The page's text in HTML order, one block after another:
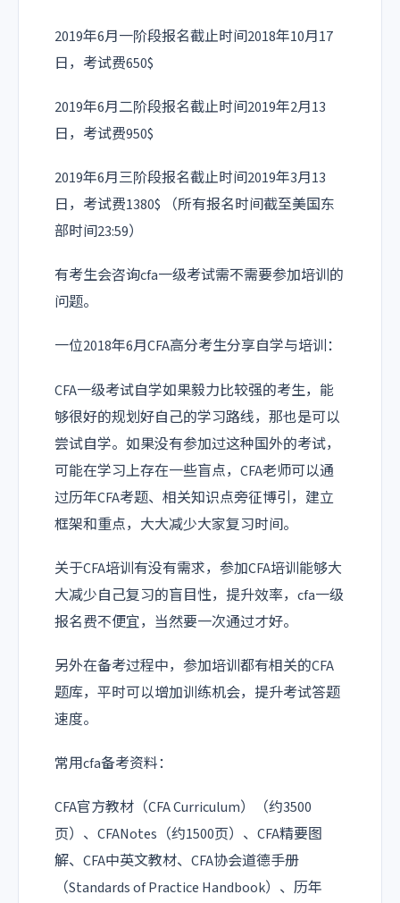
2019年6月一阶段报名截止时间2018年10月17
日，考试费650$
2019年6月二阶段报名截止时间2019年2月13
日，考试费950$
2019年6月三阶段报名截止时间2019年3月13
日，考试费1380$ （所有报名时间截至美国东
部时间23:59）
有考生会咨询cfa一级考试需不需要参加培训的
问题。
一位2018年6月CFA高分考生分享自学与培训：
CFA一级考试自学如果毅力比较强的考生，能
够很好的规划好自己的学习路线，那也是可以
尝试自学。如果没有参加过这种国外的考试，
可能在学习上存在一些盲点，CFA老师可以通
过历年CFA考题、相关知识点旁征博引，建立
框架和重点，大大减少大家复习时间。
关于CFA培训有没有需求，参加CFA培训能够大
大减少自己复习的盲目性，提升效率，cfa一级
报名费不便宜，当然要一次通过才好。
另外在备考过程中，参加培训都有相关的CFA
题库，平时可以增加训练机会，提升考试答题
速度。
常用cfa备考资料：
CFA官方教材（CFA Curriculum）（约3500
页）、CFANotes（约1500页）、CFA精要图
解、CFA中英文教材、CFA协会道德手册
（Standards of Practice Handbook）、历年